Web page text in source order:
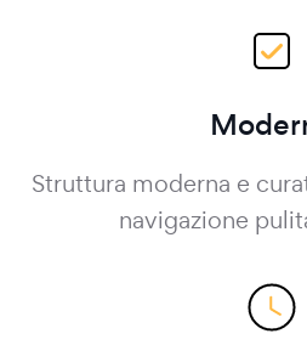
Struttura moderna e
navigazione